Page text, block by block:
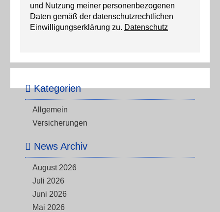
und Nutzung meiner personenbezogenen
Daten gemäß der datenschutzrechtlichen
Einwilligungserklärung zu. Datenschutz
Kategorien
Allgemein
Versicherungen
News Archiv
August 2026
Juli 2026
Juni 2026
Mai 2026